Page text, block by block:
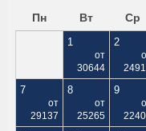
Пн Вт Ср
1
от
30644
2
7
от
29137
8
от
25265
9